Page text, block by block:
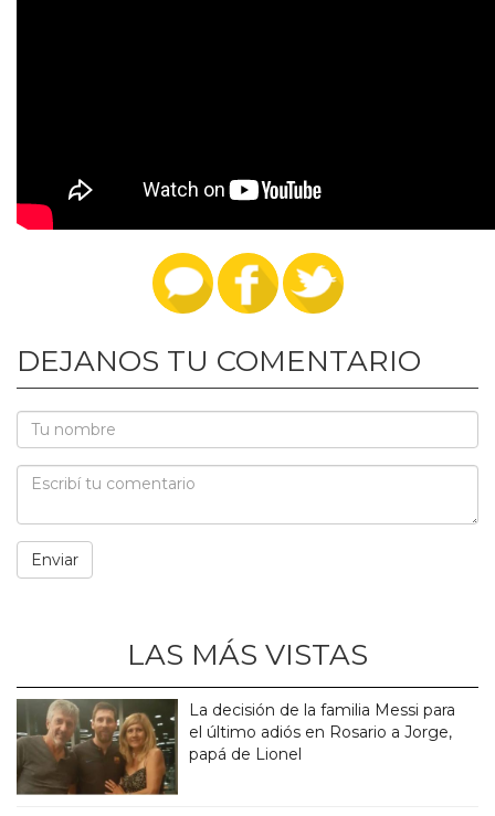
DEJANOS TU COMENTARIO
LAS MÁS VISTAS
La decisión de la familia Messi para
el último adiós en Rosario a Jorge,
papá de Lionel